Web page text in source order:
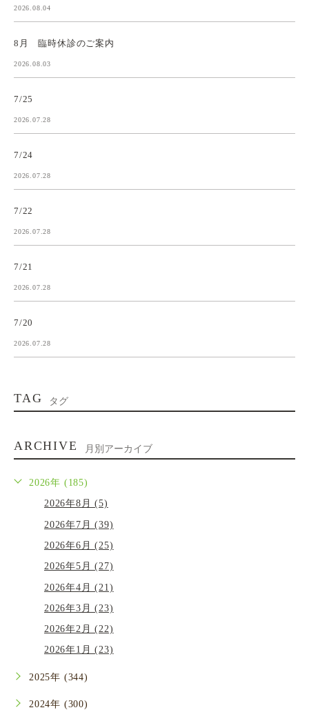
2026.08.04
8月 臨時休診のご案内
2026.08.03
7/25
2026.07.28
7/24
2026.07.28
7/22
2026.07.28
7/21
2026.07.28
7/20
2026.07.28
TAG タグ
ARCHIVE 月別アーカイブ
2026年 (185)
2026年8月 (5)
2026年7月 (39)
2026年6月 (25)
2026年5月 (27)
2026年4月 (21)
2026年3月 (23)
2026年2月 (22)
2026年1月 (23)
2025年 (344)
2024年 (300)